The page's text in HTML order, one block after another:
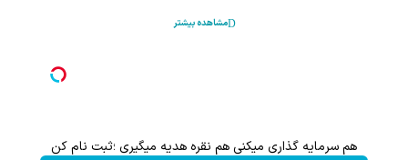
مشاهده بیشتر
هم سرمایه گذاری میکنی هم نقره هدیه میگیری ؛ثبت نام کن